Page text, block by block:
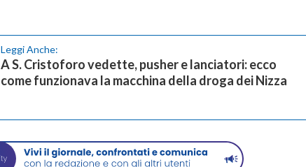
Leggi Anche:
A S. Cristoforo vedette, pusher e lanciatori: ecco
come funzionava la macchina della droga dei Nizza